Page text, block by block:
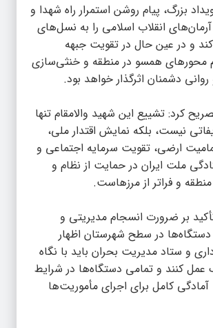
بزرگ، پیام روشن استمرار راه شهدا و
انقلاب اسلامی را به نسل‌های
و در عین حال در تقویت جبهه
محورهای همسو در منطقه و خنثی‌سازی
دشمنان اثرگذار خواهد بود.
کرد: تشییع این شهید والامقام تنها
نیست، بلکه نمایش اقتدار ملی،
ارضی، تقویت سرمایه اجتماعی و
ملت ایران در حمایت از نظام و
و فراتر از مرزهاست.
بر ضرورت انسجام مدیریتی و
در سطح شهرستان اظهار
و ستاد مدیریت بحران باید با نگاه
کنند و تمامی دستگاه‌ها در شرایط
کامل برای اجرای مأموریت‌ها